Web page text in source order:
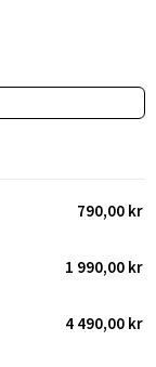
790,00 kr
1 990,00 kr
4 490,00 kr